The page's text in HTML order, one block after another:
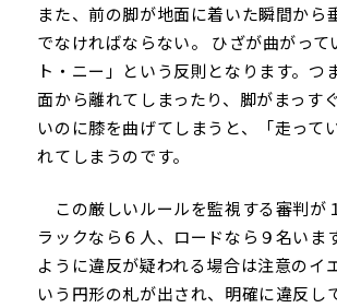
また、前の脚が地面に着いた瞬間から
でなければならない。 ひざが曲がって
ト・ニー」という反則となります。つ
面から離れてしまったり、脚がまっす
いのに膝を曲げてしまうと、「走って
れてしまうのです。
この厳しいルールを監視する審判が
ラックなら６人、ロードなら９名いま
ように違反が疑われる場合は注意のイ
いう円形の札が出され、明確に違反し